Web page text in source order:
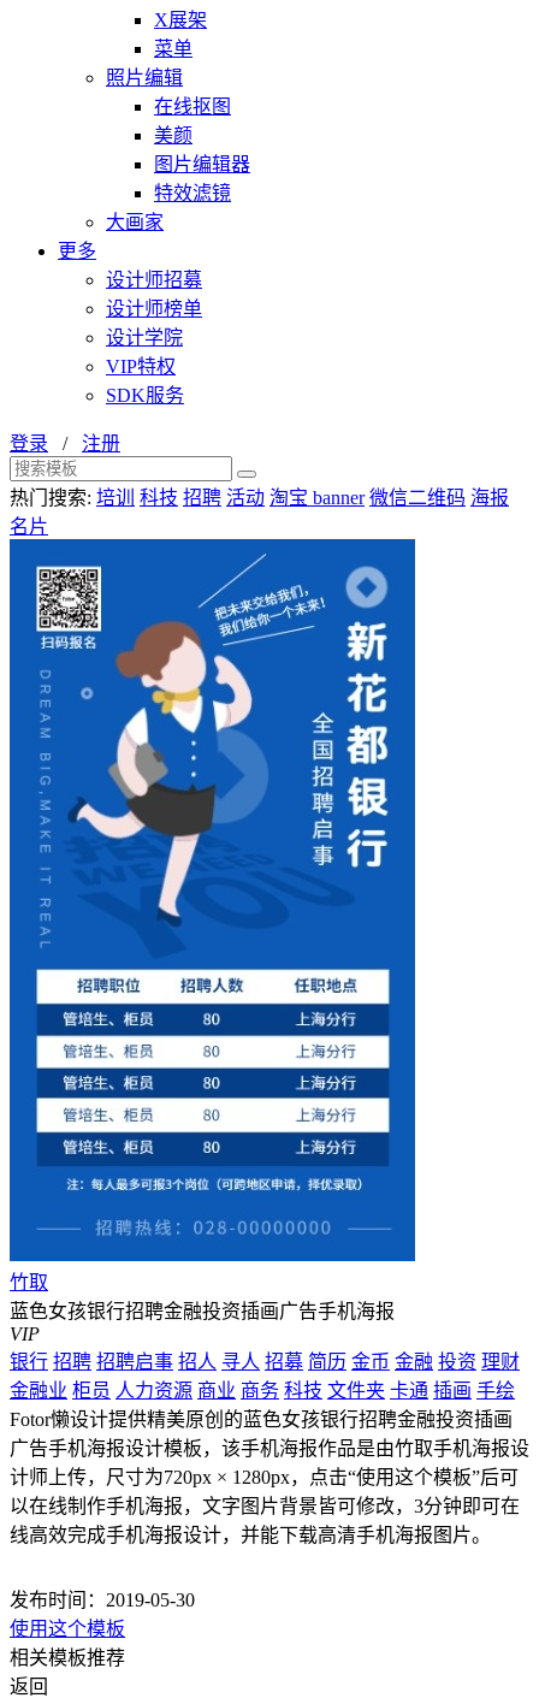
X展架
菜单
照片编辑
在线抠图
美颜
图片编辑器
特效滤镜
大画家
更多
设计师招募
设计师榜单
设计学院
VIP特权
SDK服务
登录 / 注册
热门搜索: 培训 科技 招聘 活动 淘宝 banner 微信二维码 海报
名片
竹取
蓝色女孩银行招聘金融投资插画广告手机海报
VIP
银行 招聘 招聘启事 招人 寻人 招募 简历 金币 金融 投资 理财
金融业 柜员 人力资源 商业 商务 科技 文件夹 卡通 插画 手绘
Fotor懒设计提供精美原创的蓝色女孩银行招聘金融投资插画
广告手机海报设计模板，该手机海报作品是由竹取手机海报设
计师上传，尺寸为720px × 1280px，点击“使用这个模板”后可
以在线制作手机海报，文字图片背景皆可修改，3分钟即可在
线高效完成手机海报设计，并能下载高清手机海报图片。
发布时间：2019-05-30
使用这个模板
相关模板推荐
返回